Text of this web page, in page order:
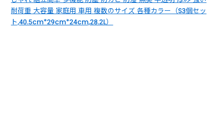
耐荷重 大容量 家庭用 車用 複数のサイズ 各種カラー（S3個セッ
ト,40.5cm*29cm*24cm,28.2L）